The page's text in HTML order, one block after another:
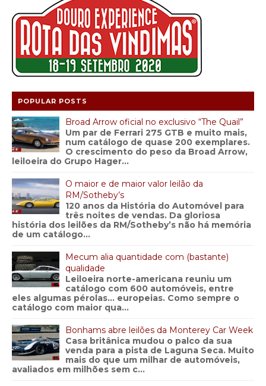
POPULAR POSTS
Broad Arrow oficial no exclusivo “The Quail”
Um par de Ferrari 275 GTB e muito mais,
num catálogo de quase 200 exemplares.
O crescimento do peso da Broad Arrow,
leiloeira do Grupo Hager...
O maior e de maior valor leilão da
RM/Sotheby’s
120 anos da História do Automóvel para
três noites de vendas. Da gloriosa
história dos leilões da RM/Sotheby’s não há memória
de um catálogo...
Mecum alia quantidade com (bastante)
qualidade
Leiloeira norte-americana reuniu um
catálogo com 600 automóveis, entre
eles algumas pérolas… europeias. Como sempre o
catálogo com maior qua...
Bonhams abre leilões da Monterey Car Week
Casa britânica mudou o palco da sua
venda para a pista de Laguna Seca. Muito
mais do que um milhar de automóveis,
avaliados em milhões sem c...